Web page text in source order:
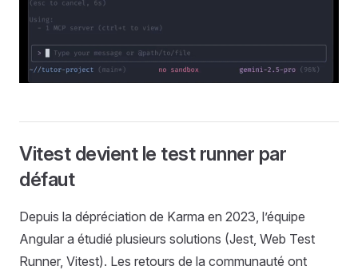
Vitest devient le test runner par
défaut
Depuis la dépréciation de Karma en 2023, l’équipe
Angular a étudié plusieurs solutions (Jest, Web Test
Runner, Vitest). Les retours de la communauté ont